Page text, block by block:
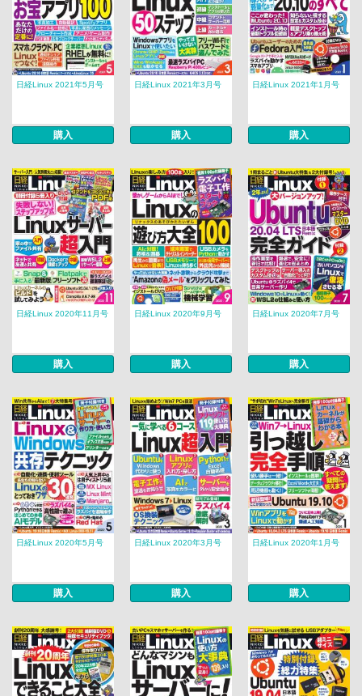
日経Linux 2021年5月号
購入
日経Linux 2021年3月号
購入
日経Linux 2021年1月号
購入
日経Linux 2020年11月号
購入
日経Linux 2020年9月号
購入
日経Linux 2020年7月号
購入
日経Linux 2020年5月号
購入
日経Linux 2020年3月号
購入
日経Linux 2020年1月号
購入